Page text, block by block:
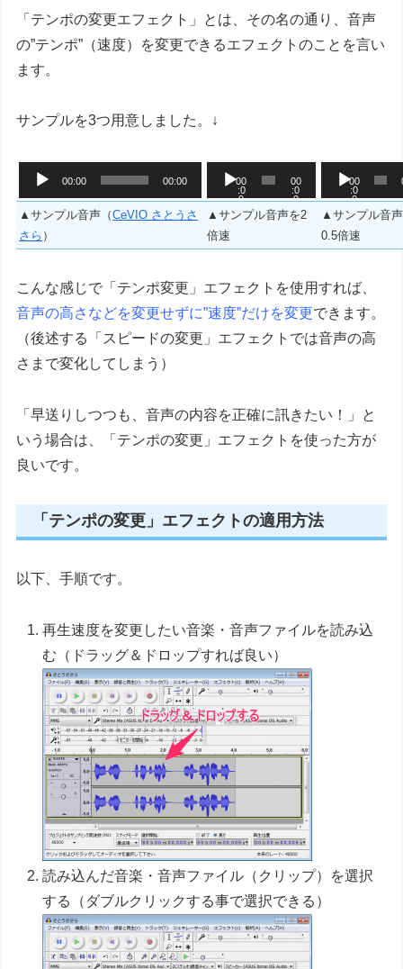
「テンポの変更エフェクト」とは、その名の通り、音声
の”テンポ”（速度）を変更できるエフェクトのことを言い
ます。
サンプルを3つ用意しました。↓
プ
レ
ー
00:00 00:00
プ
レ
ー
00
:0
0
00
:0
0
プ
レ
ー
00
:0
0
▲サンプル音声（CeVIO さとうさ
さら ）
▲サンプル音声を2
倍速
▲サンプル音
0.5倍速
こんな感じで「テンポ変更」エフェクトを使用すれば、
音声の高さなどを変更せずに”速度”だけを変更できます。
（後述する「スピードの変更」エフェクトでは音声の高
さまで変化してしまう）
「早送りしつつも、音声の内容を正確に訊きたい！」と
いう場合は、「テンポの変更」エフェクトを使った方が
良いです。
「テンポの変更」エフェクトの適用方法
以下、手順です。
再生速度を変更したい音楽・音声ファイルを読み込
む（ドラッグ＆ドロップすれば良い）
読み込んだ音楽・音声ファイル（クリップ）を選択
する（ダブルクリックする事で選択できる）